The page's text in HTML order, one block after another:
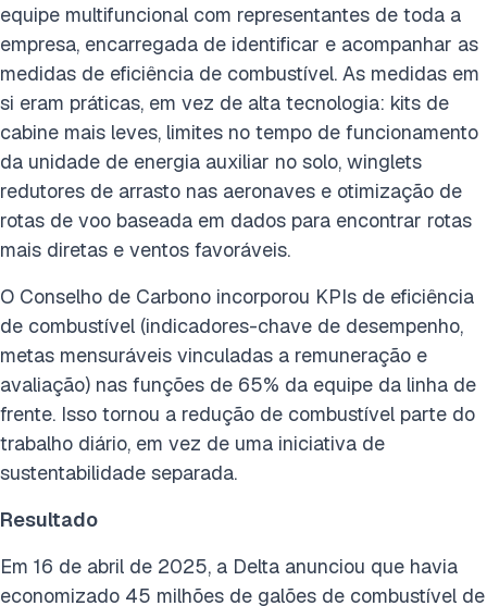
equipe multifuncional com representantes de toda a
empresa, encarregada de identificar e acompanhar as
medidas de eficiência de combustível. As medidas em
si eram práticas, em vez de alta tecnologia: kits de
cabine mais leves, limites no tempo de funcionamento
da unidade de energia auxiliar no solo, winglets
redutores de arrasto nas aeronaves e otimização de
rotas de voo baseada em dados para encontrar rotas
mais diretas e ventos favoráveis.
O Conselho de Carbono incorporou KPIs de eficiência
de combustível (indicadores-chave de desempenho,
metas mensuráveis vinculadas a remuneração e
avaliação) nas funções de 65% da equipe da linha de
frente. Isso tornou a redução de combustível parte do
trabalho diário, em vez de uma iniciativa de
sustentabilidade separada.
Resultado
Em 16 de abril de 2025, a Delta anunciou que havia
economizado 45 milhões de galões de combustível de